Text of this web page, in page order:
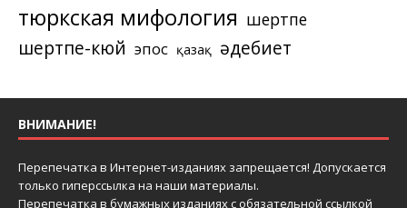
тюркская мифология шертпе
шертпе-кюй эпос қазақ әдебиет
ВНИМАНИЕ!
Перепечатка в Интернет-изданиях запрещается! Допускается
только гиперссылка на наши материалы.
Перепечатка в бумажных изданиях с обязательной ссылкой